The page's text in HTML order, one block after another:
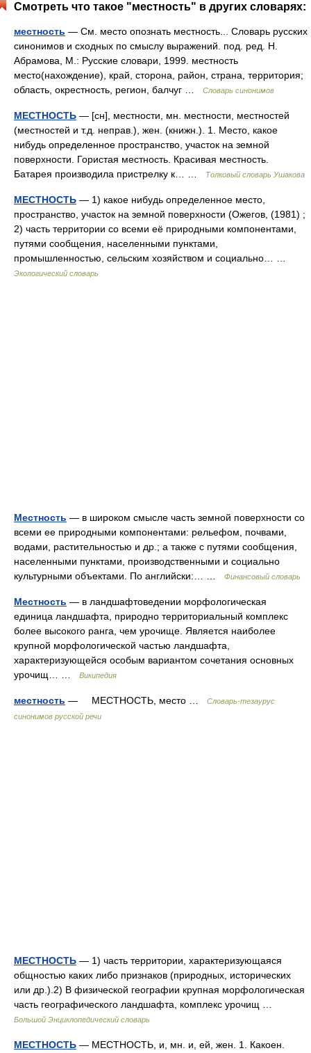
Смотреть что такое "местность" в других словарях:
местность — См. место опознать местность... Словарь русских
синонимов и сходных по смыслу выражений. под. ред. Н.
Абрамова, М.: Русские словари, 1999. местность
место(нахождение), край, сторона, район, страна, территория;
область, окрестность, регион, балчуг …
Словарь синонимов
МЕСТНОСТЬ — [сн], местности, мн. местности, местностей
(местностей и т.д. неправ.), жен. (книжн.). 1. Место, какое
нибудь определенное пространство, участок на земной
поверхности. Гористая местность. Красивая местность.
Батарея производила пристрелку к… …
Толковый словарь Ушакова
МЕСТНОСТЬ — 1) какое нибудь определенное место,
пространство, участок на земной поверхности (Ожегов, (1981) ;
2) часть территории со всеми её природными компонентами,
путями сообщения, населенными пунктами,
промышленностью, сельским хозяйством и социально… …
Экологический словарь
Местность — в широком смысле часть земной поверхности со
всеми ее природными компонентами: рельефом, почвами,
водами, растительностью и др.; а также с путями сообщения,
населенными пунктами, производственными и социально
культурными объектами. По английски:… …
Финансовый словарь
Местность — в ландшафтоведении морфологическая
единица ландшафта, природно территориальный комплекс
более высокого ранга, чем урочище. Является наиболее
крупной морфологической частью ландшафта,
характеризующейся особым вариантом сочетания основных
урочищ… …
Википедия
местность — МЕСТНОСТЬ, место …
Словарь-тезаурус
синонимов русской речи
МЕСТНОСТЬ — 1) часть территории, характеризующаяся
общностью каких либо признаков (природных, исторических
или др.).2) В физической географии крупная морфологическая
часть географического ландшафта, комплекс урочищ …
Большой Энциклопедический словарь
МЕСТНОСТЬ — МЕСТНОСТЬ, и, мн. и, ей, жен. 1. Какоен.